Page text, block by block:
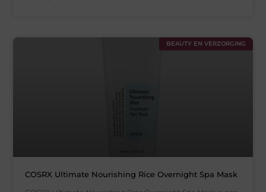
BEAUTY EN VERZORGING
COSRX Ultimate Nourishing Rice Overnight Spa Mask